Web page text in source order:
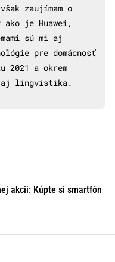
zaujímam o
ako je Huawei,
sú mi aj
pre domácnosť
2021 a okrem
aj lingvistika.
akcii: Kúpte si smartfón